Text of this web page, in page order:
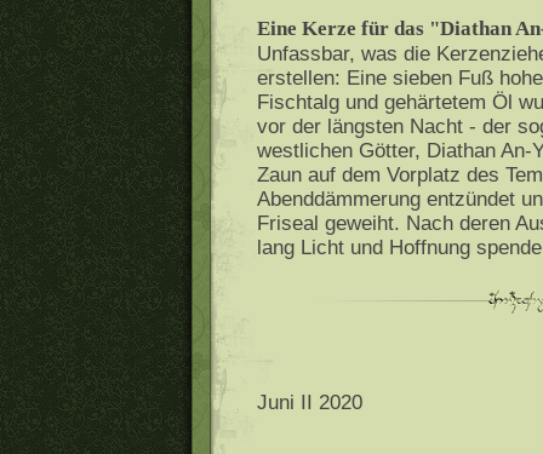
Eine Kerze für das "Diathan
Unfassbar, was die
erstellen: Eine sieben Fuß
Fischtalg und gehärtetem Öl
vor der längsten Nacht - der
westlichen Götter, Diathan An-
Zaun auf dem Vorplatz des
Abenddämmerung entzündet
Friseal geweiht. Nach deren
lang Licht und Hoffnung
Juni II 2020